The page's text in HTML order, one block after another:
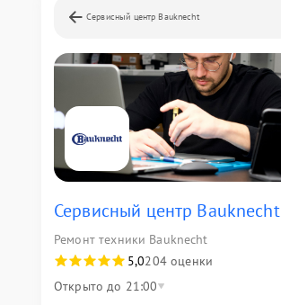
Сервисный центр Bauknecht
Сервисный центр Bauknecht
Ремонт техники Bauknecht
5,0204 оценки
Открыто до 21:00